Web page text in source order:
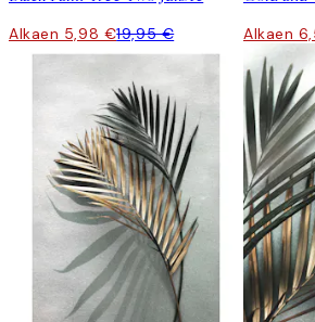
Alkaen 5,98 €19,95 € Alkaen